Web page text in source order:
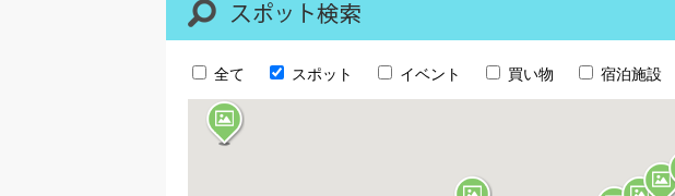
全て スポット イベント 買い物 宿泊施設